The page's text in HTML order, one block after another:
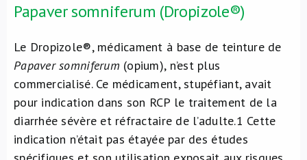
Papaver somniferum (Dropizole®)
Le Dropizole®, médicament à base de teinture de
Papaver somniferum (opium), n’est plus
commercialisé. Ce médicament, stupéfiant, avait
pour indication dans son RCP le traitement de la
diarrhée sévère et réfractaire de l’adulte.1 Cette
indication n’était pas étayée par des études